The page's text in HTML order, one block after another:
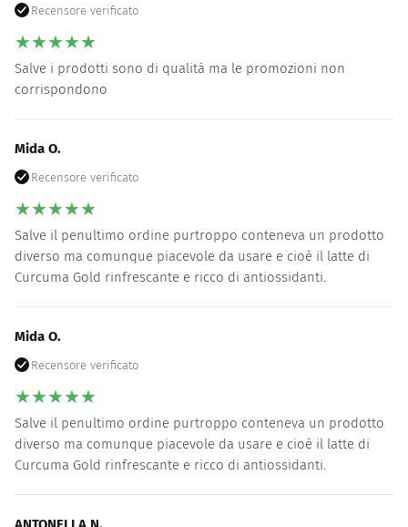
Recensore verificato
★★★★★
Salve i prodotti sono di qualità ma le promozioni non
corrispondono
Mida O.
Recensore verificato
★★★★★
Salve il penultimo ordine purtroppo conteneva un prodotto
diverso ma comunque piacevole da usare e cioè il latte di
Curcuma Gold rinfrescante e ricco di antiossidanti.
Mida O.
Recensore verificato
★★★★★
Salve il penultimo ordine purtroppo conteneva un prodotto
diverso ma comunque piacevole da usare e cioè il latte di
Curcuma Gold rinfrescante e ricco di antiossidanti.